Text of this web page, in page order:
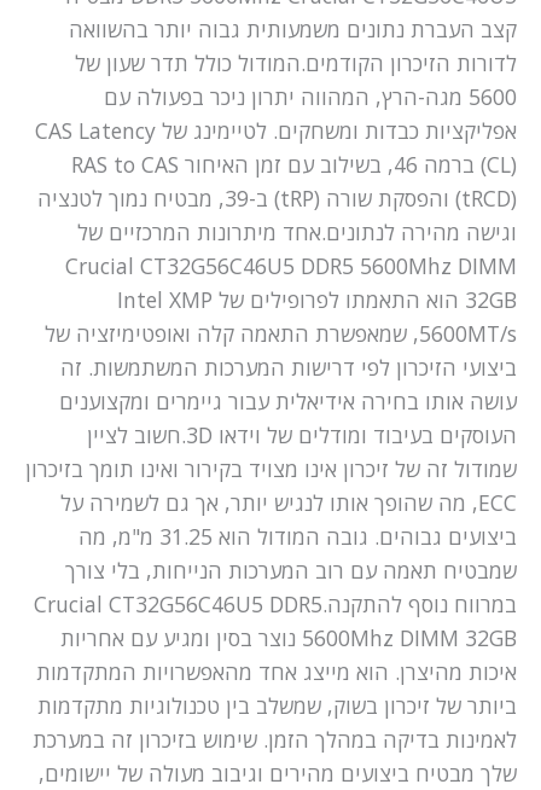
קצב העברת נתונים משמעותית גבוה יותר בהשוואה
לדורות הזיכרון הקודמים.המודול כולל תדר שעון של
5600 מגה-הרץ, המהווה יתרון ניכר בפעולה עם
אפליקציות כבדות ומשחקים. לטיימינג של CAS Latency
(CL) ברמה 46, בשילוב עם זמן האיחור RAS to CAS
(tRCD) והפסקת שורה (tRP) ב-39, מבטיח נמוך לטנציה
וגישה מהירה לנתונים.אחד מיתרונות המרכזיים של
Crucial CT32G56C46U5 DDR5 5600Mhz DIMM
32GB הוא התאמתו לפרופילים של Intel XMP
5600MT/s, שמאפשרת התאמה קלה ואופטימיזציה של
ביצועי הזיכרון לפי דרישות המערכות המשתמשות. זה
עושה אותו בחירה אידיאלית עבור גיימרים ומקצוענים
העוסקים בעיבוד ומודלים של וידאו 3D.חשוב לציין
שמודול זה של זיכרון אינו מצויד בקירור ואינו תומך בזיכרון
ECC, מה שהופך אותו לנגיש יותר, אך גם לשמירה על
ביצועים גבוהים. גובה המודול הוא 31.25 מ"מ, מה
שמבטיח תאמה עם רוב המערכות הנייחות, בלי צורך
במרווח נוסף להתקנה.Crucial CT32G56C46U5 DDR5
5600Mhz DIMM 32GB נוצר בסין ומגיע עם אחריות
איכות מהיצרן. הוא מייצג אחד מהאפשרויות המתקדמות
ביותר של זיכרון בשוק, שמשלב בין טכנולוגיות מתקדמות
לאמינות בדיקה במהלך הזמן. שימוש בזיכרון זה במערכת
שלך מבטיח ביצועים מהירים וגיבוב מעולה של יישומים,